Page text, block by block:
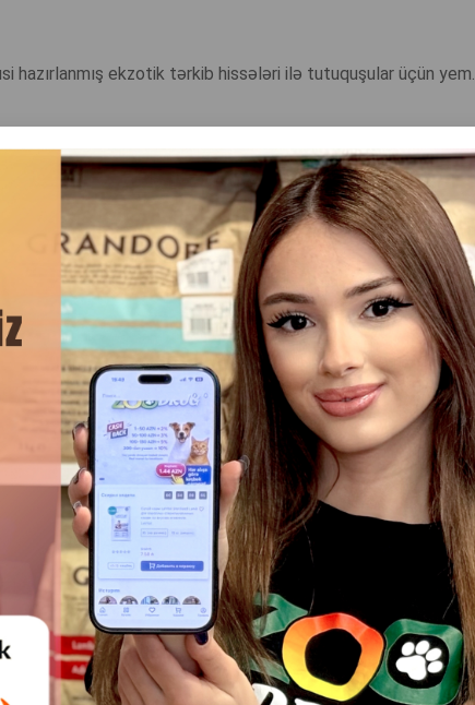
hazırlanmış ekzotik tərkib hissələri ilə tutuquşular üçün yem.
OXU
Hamısını Gör
KARMEO LIFE
ÜÇÜN 500Q.
VITAPOL KARMEO PREMIUM BUDGIE 500
Q DALĞALI TUTUQUŞULAR ÜÇÜN XÜSUSI
HAZIRLANMIŞ TAM RASIONLU YEM